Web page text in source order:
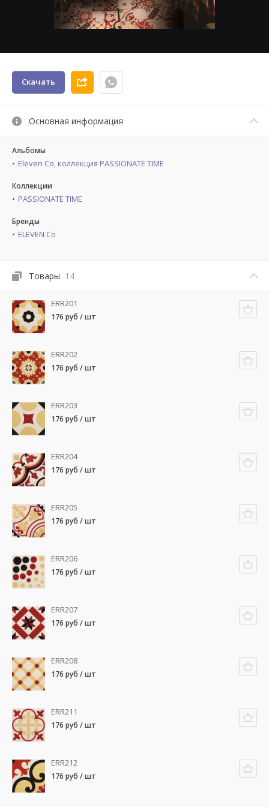
Скачать
Основная информация
Альбомы
Eleven Co, коллекция PASSIONATE TIME
Коллекции
PASSIONATE TIME
Бренды
ELEVEN Co
Товары 14
ERR201
176 руб / шт
ERR202
176 руб / шт
ERR203
176 руб / шт
ERR204
176 руб / шт
ERR205
176 руб / шт
ERR206
176 руб / шт
ERR207
176 руб / шт
ERR208
176 руб / шт
ERR211
176 руб / шт
ERR212
176 руб / шт